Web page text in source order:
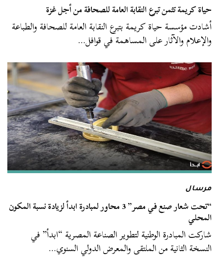
حياة كريمة تثمن تبرع النقابة العامة للصحافة من أجل غزة
أشادت مؤسسة حياة كريمة بتبرع النقابة العامة للصحافة والطباعة
والإعلام والآثار على المساهمة في قوافل…
مرسال
“تحت شعار صنع في مصر” 3 محاور لمبادرة ابدأ لزيادة نسبة المكون
المحلي
شاركت المبادرة الوطنية لتطوير الصناعة المصرية “ابدأ” في
النسخة الثانية من الملتقى والمعرض الدولي السنوي…